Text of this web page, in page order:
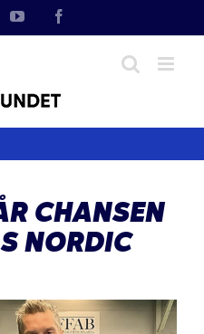
YouTube
CHANSEN
NORDIC